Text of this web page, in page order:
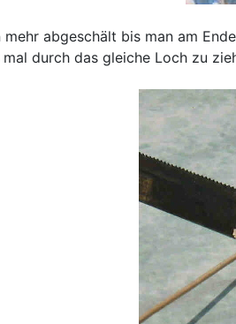
abgeschält bis man am
durch das gleiche Loch zu